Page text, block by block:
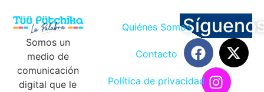
Somos un
medio de
comunicación
digital que le
Quiénes Somos
Contacto
Política de privacidad